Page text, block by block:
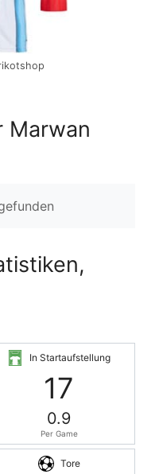
Marwan
In Startaufstellung
17
0.9
Per Game
Tore